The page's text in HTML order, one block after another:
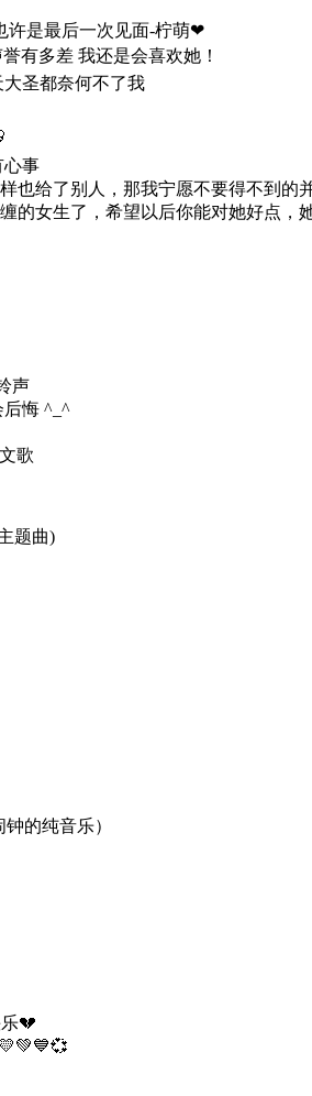
许是最后一次见面-柠萌❤
有多差 我还是会喜欢她！
大圣都奈何不了我
心事
也给了别人，那我宁愿不要得不到的
的女生了，希望以后你能对她好点，
声
后悔 ^_^
歌
题曲)
的纯音乐）
💔